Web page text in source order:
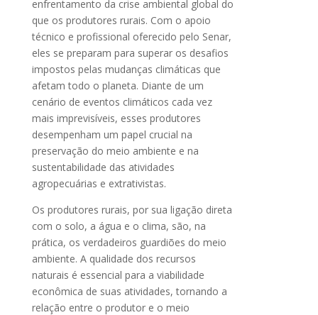
enfrentamento da crise ambiental global do
que os produtores rurais. Com o apoio
técnico e profissional oferecido pelo Senar,
eles se preparam para superar os desafios
impostos pelas mudanças climáticas que
afetam todo o planeta. Diante de um
cenário de eventos climáticos cada vez
mais imprevisíveis, esses produtores
desempenham um papel crucial na
preservação do meio ambiente e na
sustentabilidade das atividades
agropecuárias e extrativistas.
Os produtores rurais, por sua ligação direta
com o solo, a água e o clima, são, na
prática, os verdadeiros guardiões do meio
ambiente. A qualidade dos recursos
naturais é essencial para a viabilidade
econômica de suas atividades, tornando a
relação entre o produtor e o meio